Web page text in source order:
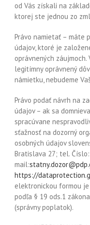
od Vás získali na
ktorej ste jednou zo
Právo namietať – máte
údajov, ktoré je
oprávnených záujmoch.
legitímny oprávnený
námietku, nebudeme
Právo podať návrh na
údajov – ak sa
spracúvane
sťažnosť na dozorný
osobných údajov
Bratislava 27; tel.
mail:
https://
elektronickou formou
podľa § 19 ods.1
(správny poplatok).